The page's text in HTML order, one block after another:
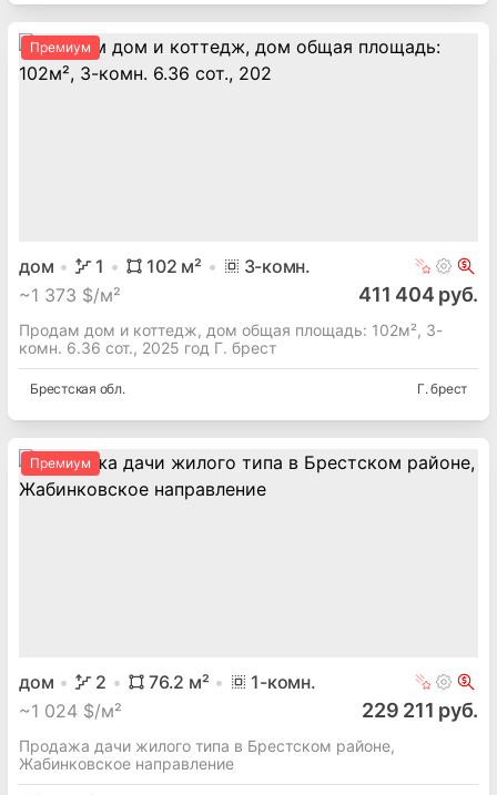
Премиум
дом 1 102 м² 3-комн.
~1 373 $/м² 411 404 руб.
Продам дом и коттедж, дом общая площадь: 102м², 3-
комн. 6.36 сот., 2025 год Г. брест
Брестская обл. Г. брест
Премиум
дом 2 76.2 м² 1-комн.
~1 024 $/м² 229 211 руб.
Продажа дачи жилого типа в Брестском районе,
Жабинковское направление